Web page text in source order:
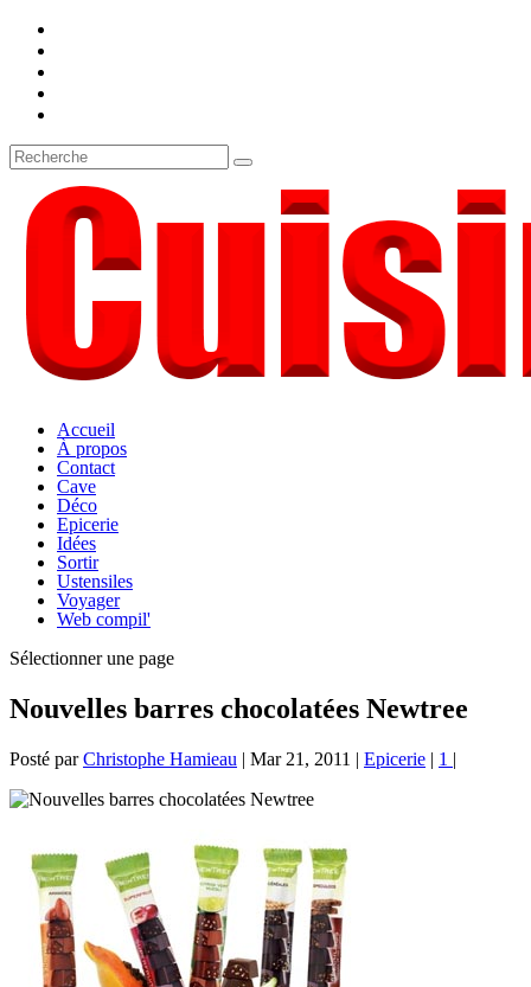
Accueil
À propos
Contact
Cave
Déco
Epicerie
Idées
Sortir
Ustensiles
Voyager
Web compil'
Sélectionner une page
Nouvelles barres chocolatées Newtree
Posté parChristophe Hamieau | Mar 21, 2011 | Epicerie | 1 |